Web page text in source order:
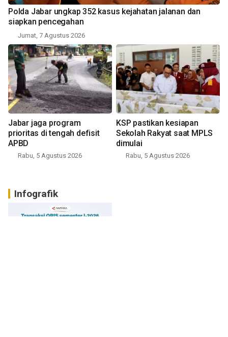
Polda Jabar ungkap 352 kasus kejahatan jalanan dan
siapkan pencegahan
Jumat, 7 Agustus 2026
Jabar jaga program
prioritas di tengah defisit
APBD
Rabu, 5 Agustus 2026
KSP pastikan kesiapan
Sekolah Rakyat saat MPLS
dimulai
Rabu, 5 Agustus 2026
Infografik